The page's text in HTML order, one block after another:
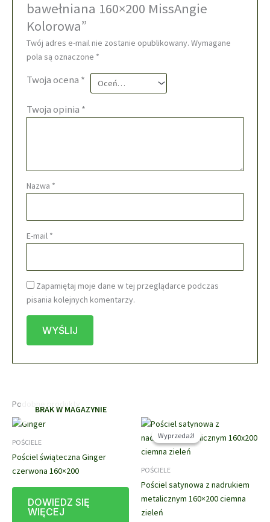
bawełniana 160×200 MissAngie
Kolorowa”
Twój adres e-mail nie zostanie opublikowany. Wymagane
pola są oznaczone *
Twoja ocena *
Twoja opinia *
Nazwa *
E-mail *
Zapamiętaj moje dane w tej przeglądarce podczas
pisania kolejnych komentarzy.
Podobne produkty
BRAK W MAGAZYNIE
POŚCIELE
Pościel świąteczna Ginger
czerwona 160×200
DOWIEDZ SIĘ
WIĘCEJ
Wyprzedaż!
Wyprzedaż!
POŚCIELE
Pościel satynowa z nadrukiem
metalicznym 160×200 ciemna
zieleń